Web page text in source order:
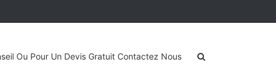
Ou Pour Un Devis Gratuit Contactez Nous